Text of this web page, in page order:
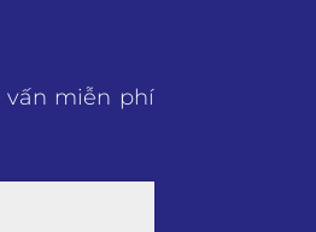
miễn phí